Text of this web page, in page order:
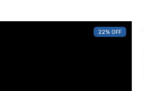
22% OFF